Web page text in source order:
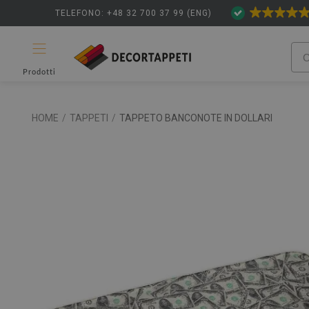
TELEFONO: +48 32 700 37 99 (ENG)
Prodotti
HOME / TAPPETI / TAPPETO BANCONOTE IN DOLLARI